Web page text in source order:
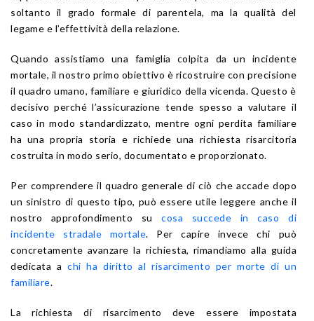
soltanto il grado formale di parentela, ma la qualità del
legame e l’effettività della relazione.
Quando assistiamo una famiglia colpita da un incidente
mortale, il nostro primo obiettivo è ricostruire con precisione
il quadro umano, familiare e giuridico della vicenda. Questo è
decisivo perché l’assicurazione tende spesso a valutare il
caso in modo standardizzato, mentre ogni perdita familiare
ha una propria storia e richiede una richiesta risarcitoria
costruita in modo serio, documentato e proporzionato.
Per comprendere il quadro generale di ciò che accade dopo
un sinistro di questo tipo, può essere utile leggere anche il
nostro approfondimento sucosa succede in caso di
incidente stradale mortale. Per capire invece chi può
concretamente avanzare la richiesta, rimandiamo alla guida
dedicata a chi ha diritto al risarcimento per morte di un
familiare.
La richiesta di risarcimento deve essere impostata